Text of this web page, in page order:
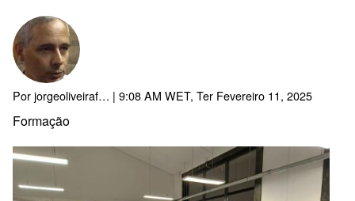
Porjorgeoliveiraf… | 9:08 AM WET, Ter Fevereiro 11, 2025
Formação